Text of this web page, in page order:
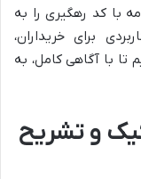
با کد رهگیری را به
برای خریداران،
تا با آگاهی کامل، به
و تشریح